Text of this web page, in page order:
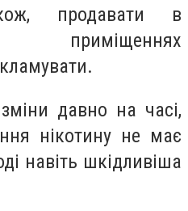
продавати в
приміщеннях
давно на часі,
нікотину не має
навіть шкідливіша